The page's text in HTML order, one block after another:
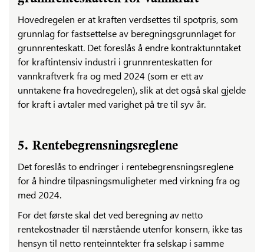
Hovedregelen er at kraften verdsettes til spotpris, som
grunnlag for fastsettelse av beregningsgrunnlaget for
grunnrenteskatt. Det foreslås å endre kontraktunntaket
for kraftintensiv industri i grunnrenteskatten for
vannkraftverk fra og med 2024 (som er ett av
unntakene fra hovedregelen), slik at det også skal gjelde
for kraft i avtaler med varighet på tre til syv år.
5. Rentebegrensningsreglene
Det foreslås to endringer i rentebegrensningsreglene
for å hindre tilpasningsmuligheter med virkning fra og
med 2024.
For det første skal det ved beregning av netto
rentekostnader til nærstående utenfor konsern, ikke tas
hensyn til netto renteinntekter fra selskap i samme